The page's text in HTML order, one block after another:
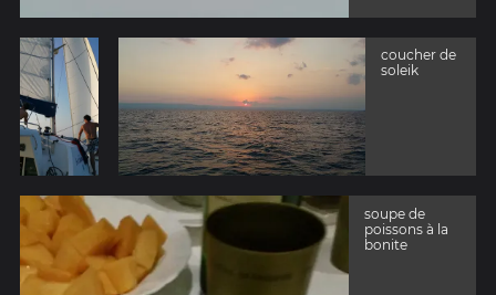
coucher de
soleik
soupe de
poissons à la
bonite